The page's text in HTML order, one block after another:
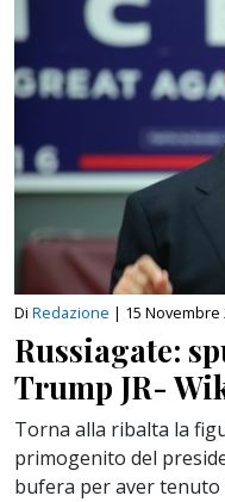
Di Redazione | 15 Novembre
Russiagate:
Trump JR-
Torna alla ribalta la
primogenito del
bufera per aver